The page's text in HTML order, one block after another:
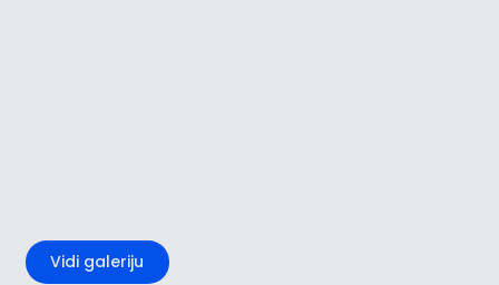
Vidi galeriju